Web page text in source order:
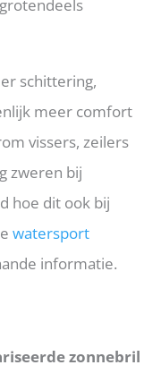
schittering,
meer comfort
vissers, zeilers
zweren bij
hoe dit ook bij
watersport
informatie.
zonnebril